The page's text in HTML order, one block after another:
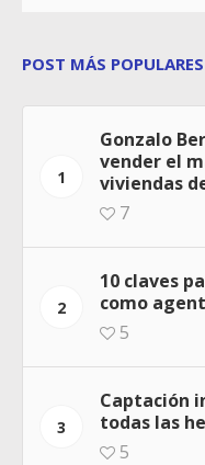
POST MÁS POPULARES
1
Gonzalo
vender el
viviendas
7
2
10 claves
como
5
3
Captación
todas las
5